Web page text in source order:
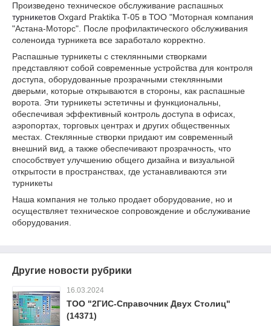
Произведено техническое обслуживание распашных
турникетов Oxgard Praktika T-05 в ТОО "Моторная компания
"Астана-Моторс". После профилактического обслуживания
соленоида турникета все заработало корректно.
Распашные турникеты с стеклянными створками
представляют собой современные устройства для контроля
доступа, оборудованные прозрачными стеклянными
дверьми, которые открываются в стороны, как распашные
ворота. Эти турникеты эстетичны и функциональны,
обеспечивая эффективный контроль доступа в офисах,
аэропортах, торговых центрах и других общественных
местах. Стеклянные створки придают им современный
внешний вид, а также обеспечивают прозрачность, что
способствует улучшению общего дизайна и визуальной
открытости в пространствах, где устанавливаются эти
турникеты
Наша компания не только продает оборудование, но и
осуществляет техническое сопровождение и обслуживание
оборудования.
Другие новости рубрики
16.03.2024
ТОО "2ГИС-Справочник Двух Столиц"
(14371)